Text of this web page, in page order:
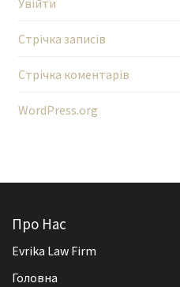
Увійти
Стрічка записів
Стрічка коментарів
WordPress.org
Про Нас
Evrika Law Firm
Головна